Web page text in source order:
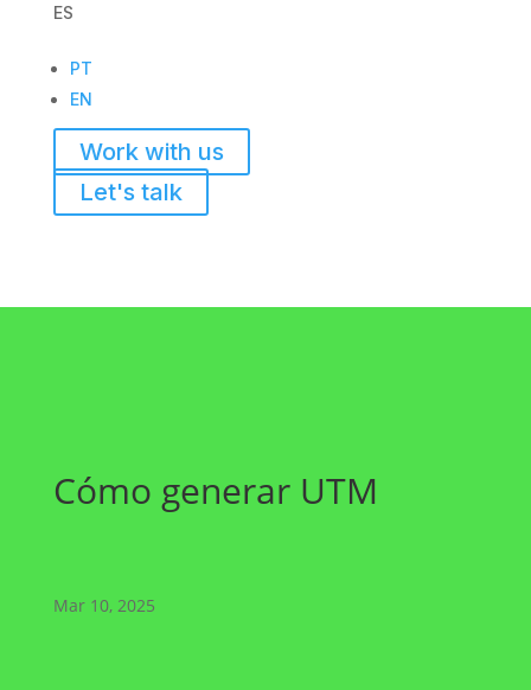
ES
PT
EN
Work with us
Let's talk
Cómo generar UTM
Mar 10, 2025